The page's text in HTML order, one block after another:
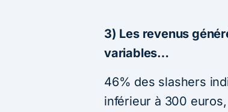
3) Les revenus
variables…
46% des slashers
inférieur à 300 euros,